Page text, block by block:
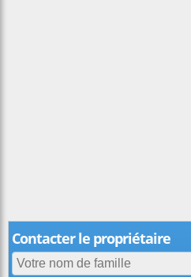
Contacter le propriétaire